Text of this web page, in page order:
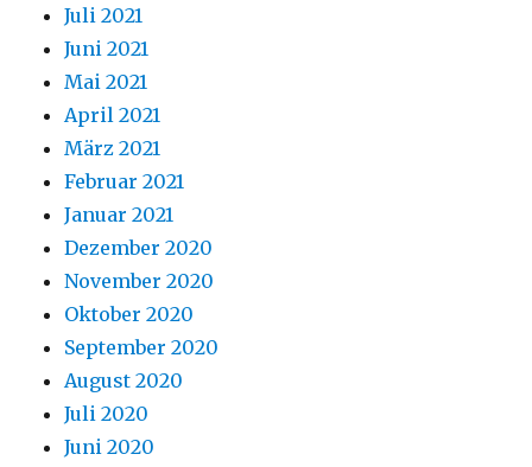
Juli 2021
Juni 2021
Mai 2021
April 2021
März 2021
Februar 2021
Januar 2021
Dezember 2020
November 2020
Oktober 2020
September 2020
August 2020
Juli 2020
Juni 2020